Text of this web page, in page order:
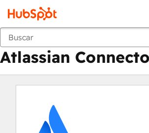
Mercado
Atlassian